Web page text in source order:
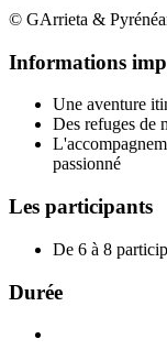
© GArrieta &
Informations
Une aventure
Des refuges de
passionné
Les participants
De 6 à 8
Durée